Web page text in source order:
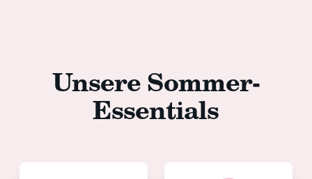
Unsere Sommer-
Essentials